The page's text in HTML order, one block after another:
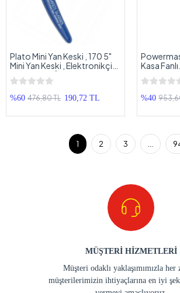
Plato Mini Yan Keski , 170 5"
Mini Yan Keski , Elektronikçi
ve 3D Yazıcı İçin Yan Keski
%60 476,80 TL 190,72 TL
Kasa
- 120 W
Adaptör
%40
1 2 3
MÜŞTERİ HİZMETLERİ
Müşteri odaklı yaklaşımımızla her
müşterilerimizin ihtiyaçlarına en iyi